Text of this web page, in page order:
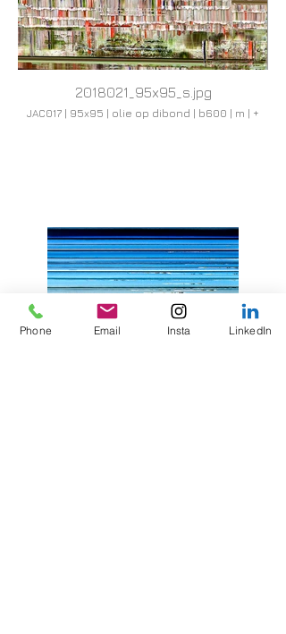
2018021_95x95_s.jpg
JAC017 | 95x95 | olie op dibond | b600 | m | +
Phone Email Insta LinkedIn